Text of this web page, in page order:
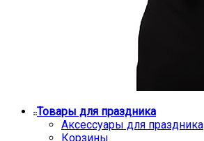
Товары для праздника
Аксессуары для праздника
Корзины